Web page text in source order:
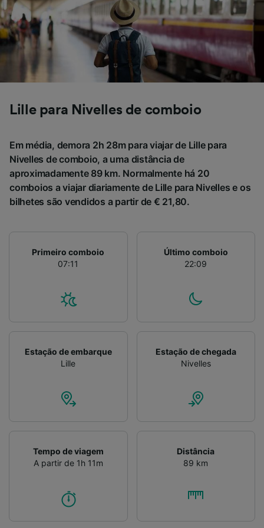
Lille para Nivelles de comboio
Em média, demora 2h 28m para viajar de Lille para
Nivelles de comboio, a uma distância de
aproximadamente 89 km. Normalmente há 20
comboios a viajar diariamente de Lille para Nivelles e os
bilhetes são vendidos a partir de € 21,80.
Primeiro comboio
07:11
Último comboio
22:09
Estação de embarque
Lille
Estação de chegada
Nivelles
Tempo de viagem
A partir de 1h 11m
Distância
89 km
dados para fornecer:
Usar dados exatos de geolocalização.
Verificar ativamente as características do
dispositivo para identificação. Armazenar e/ou
acessar informações em um dispositivo.
Publicidade e conteúdo personalizados,
medição de publicidade e conteúdo, pesquisa
Lista de parceiros (fornecedores)